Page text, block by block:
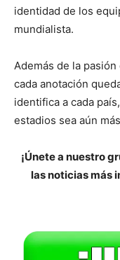
identidad de los
mundialista.
Además de la
cada anotación
identifica a cada
estadios sea aún
¡Únete a nuestro
las noticias más